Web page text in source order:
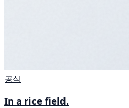
공식
In a rice field.